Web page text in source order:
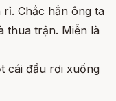
Chắc hẳn ông ta
thua trận. Miễn là
cái đầu rơi xuống